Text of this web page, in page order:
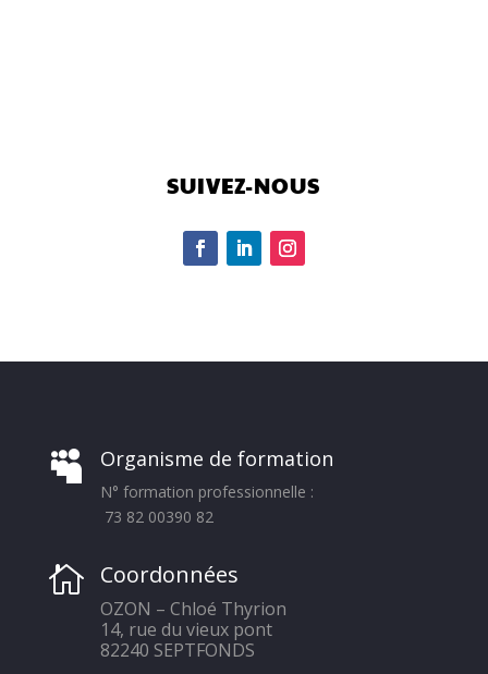
SUIVEZ-NOUS
 Organisme de formation
N° formation professionnelle :
73 82 00390 82
 Coordonnées
OZON – Chloé Thyrion
14, rue du vieux pont
82240 SEPTFONDS